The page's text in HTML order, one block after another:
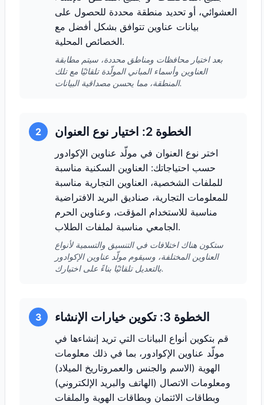
العشوائي، أو تحديد منطقة محددة للحصول على
بيانات عناوين تتوافق بشكل أفضل مع
الخصائص المحلية.
بعد اختيار محافظات ومناطق محددة، سيتم مطابقة
العناوين وأسماء المباني المولّدة تلقائيًا مع تلك
المنطقة، مما يحسن مصداقية البيانات.
2 الخطوة 2: اختيار نوع العنوان
اختر نوع العنوان في مولّد عناوين الإكوادور
حسب احتياجاتك: العناوين السكنية مناسبة
للملفات الشخصية، العناوين التجارية مناسبة
للمعلومات التجارية، صناديق البريد الافتراضية
مناسبة للاستخدام المؤقت، وعناوين الحرم
الجامعي مناسبة لملفات الطلاب.
ستكون هناك اختلافات في التنسيق والتسمية لأنواع
العناوين المختلفة، وسيقوم مولّد عناوين الإكوادور
بالتعديل تلقائيًا بناءً على اختيارك.
3 الخطوة 3: تكوين خيارات الإنشاء
قم بتكوين أنواع البيانات التي تريد إنشاءها في
مولّد عناوين الإكوادور، بما في ذلك معلومات
الهوية (الاسم والجنس والعمروتاريخ الميلاد)
ومعلومات الاتصال (الهاتف والبريد الإلكتروني)
وبطاقات الائتمان وبطاقات الهوية والملفات